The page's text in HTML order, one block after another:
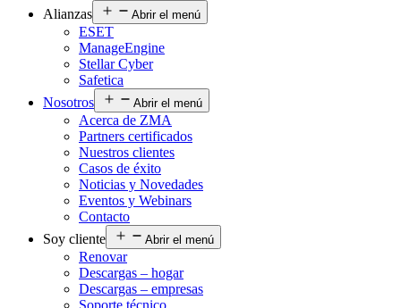
Alianzas
Abrir el menú
ESET
ManageEngine
Stellar Cyber
Safetica
Nosotros
Abrir el menú
Acerca de ZMA
Partners certificados
Nuestros clientes
Casos de éxito
Noticias y Novedades
Eventos y Webinars
Contacto
Soy cliente
Abrir el menú
Renovar
Descargas – hogar
Descargas – empresas
Soporte técnico